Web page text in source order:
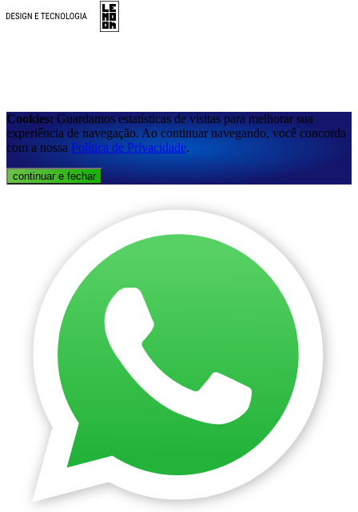
Cookies: Guardamos estatísticas de visitas para melhorar sua
experiência de navegação. Ao continuar navegando, você concorda
com a nossa Política de Privacidade.
continuar e fechar